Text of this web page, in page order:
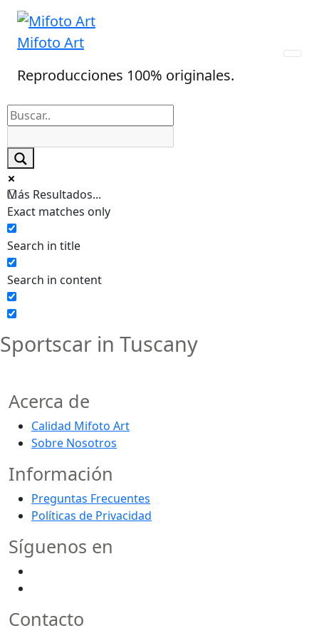
Skip
content
Mifoto Art
Reproducciones 100% originales.
Más Resultados...
Exact matches only
Search in title
Search in content
Sportscar in Tuscany
Acerca de
Calidad Mifoto Art
Sobre Nosotros
Información
Preguntas Frecuentes
Políticas de Privacidad
Síguenos en
Contacto